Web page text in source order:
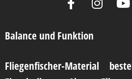
Balance und Funktion
Fliegenfischer-Material